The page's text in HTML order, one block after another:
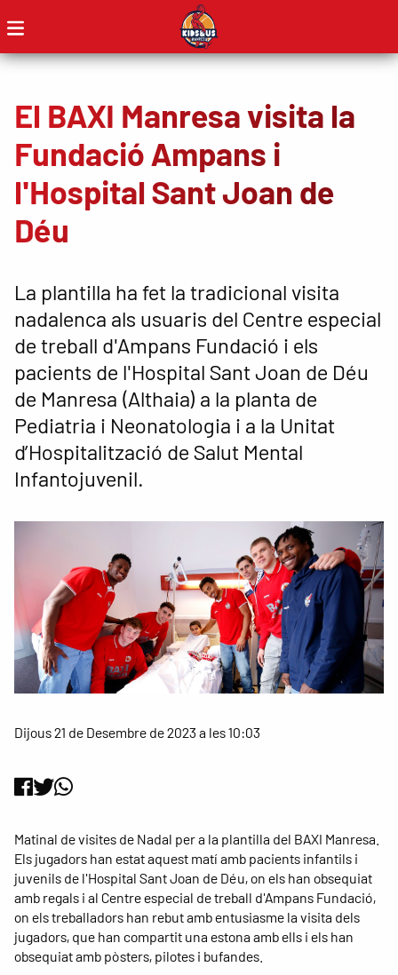
El BAXI Manresa visita la
Fundació Ampans i
l'Hospital Sant Joan de
Déu
La plantilla ha fet la tradicional visita
nadalenca als usuaris del Centre especial
de treball d'Ampans Fundació i els
pacients de l'Hospital Sant Joan de Déu
de Manresa (Althaia) a la planta de
Pediatria i Neonatologia i a la Unitat
d’Hospitalització de Salut Mental
Infantojuvenil.
Dijous 21 de Desembre de 2023 a les 10:03
Matinal de visites de Nadal per a la plantilla del BAXI Manresa.
Els jugadors han estat aquest matí amb pacients infantils i
juvenils de l'Hospital Sant Joan de Déu, on els han obsequiat
amb regals i al Centre especial de treball d'Ampans Fundació,
on els treballadors han rebut amb entusiasme la visita dels
jugadors, que han compartit una estona amb ells i els han
obsequiat amb pòsters, pilotes i bufandes.